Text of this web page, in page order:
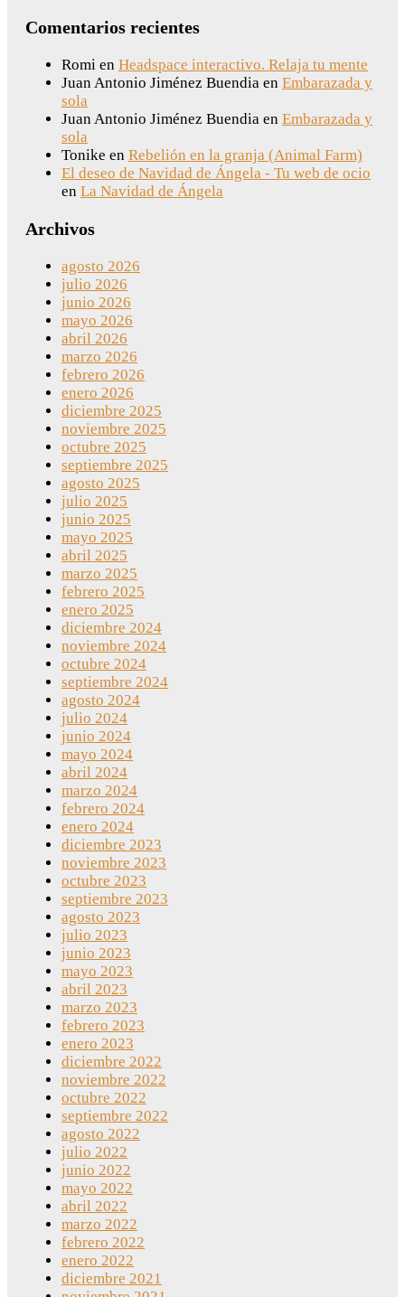
Comentarios recientes
Romi en Headspace interactivo. Relaja tu mente
Juan Antonio Jiménez Buendia en Embarazada y
sola
Juan Antonio Jiménez Buendia en Embarazada y
sola
Tonike en Rebelión en la granja (Animal Farm)
El deseo de Navidad de Ángela - Tu web de ocio
en La Navidad de Ángela
Archivos
agosto 2026
julio 2026
junio 2026
mayo 2026
abril 2026
marzo 2026
febrero 2026
enero 2026
diciembre 2025
noviembre 2025
octubre 2025
septiembre 2025
agosto 2025
julio 2025
junio 2025
mayo 2025
abril 2025
marzo 2025
febrero 2025
enero 2025
diciembre 2024
noviembre 2024
octubre 2024
septiembre 2024
agosto 2024
julio 2024
junio 2024
mayo 2024
abril 2024
marzo 2024
febrero 2024
enero 2024
diciembre 2023
noviembre 2023
octubre 2023
septiembre 2023
agosto 2023
julio 2023
junio 2023
mayo 2023
abril 2023
marzo 2023
febrero 2023
enero 2023
diciembre 2022
noviembre 2022
octubre 2022
septiembre 2022
agosto 2022
julio 2022
junio 2022
mayo 2022
abril 2022
marzo 2022
febrero 2022
enero 2022
diciembre 2021